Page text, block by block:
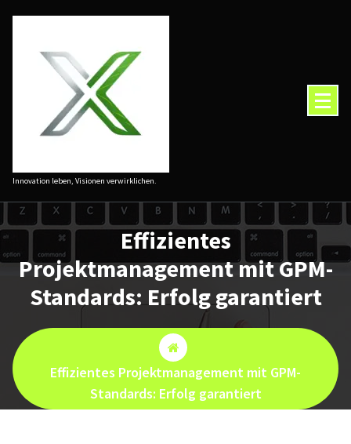
Innovation leben, Visionen verwirklichen.
Effizientes
Projektmanagement mit GPM-
Standards: Erfolg garantiert
Effizientes Projektmanagement mit GPM-
Standards: Erfolg garantiert